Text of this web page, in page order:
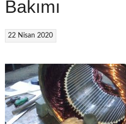
Bakımı
22 Nisan 2020